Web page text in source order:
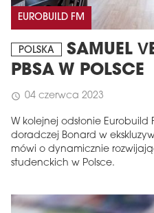
EUROBUILD FM
POLSKA
SAMUEL
PBSA W POLSCE
schedule 04 czerwca 2023
W kolejnej odsłonie Eurobuild
doradczej Bonard w
mówi o dynamicznie
studenckich w Polsce.